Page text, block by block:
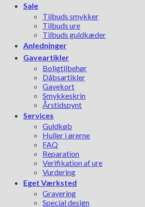
Sale
Tilbuds smykker
Tilbuds ure
Tilbuds guldkæder
Anledninger
Gaveartikler
Boligtilbehør
Dåbsartikler
Gavekort
Smykkeskrin
Årstidspynt
Services
Guldkøb
Huller i ørerne
FAQ
Reparation
Verifikation af ure
Vurdering
Eget Værksted
Gravering
Special design